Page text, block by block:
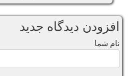
افزودن دیدگاه جدید
نام شما